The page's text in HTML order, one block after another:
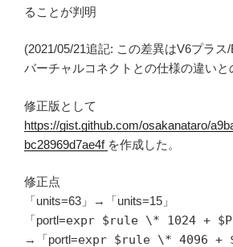
ることが判明
(2021/05/21追記: この差異はV6プラス
バーチャルコネクトとの仕様の違いと
修正版として
https://gist.github.com/osakanataro/
bc28969d7ae4f を作成した。
修正点
「units=63」→「units=15」
「portl=expr $rule \* 1024 +
→「portl=expr $rule \* 4096 +